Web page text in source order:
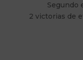
Segundo
2 victorias de